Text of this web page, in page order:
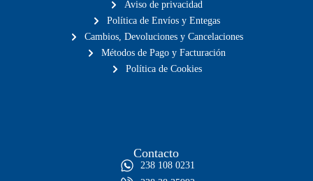
Aviso de privacidad
Política de Envíos y Entegas
Cambios, Devoluciones y Cancelaciones
Métodos de Pago y Facturación
Política de Cookies
Contacto
238 108 0231